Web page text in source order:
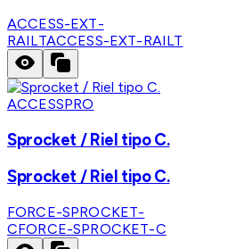
ACCESS-EXT-
RAILTACCESS-EXT-RAILT
ACCESSPRO
Sprocket / Riel tipo C.
Sprocket / Riel tipo C.
FORCE-SPROCKET-
CFORCE-SPROCKET-C